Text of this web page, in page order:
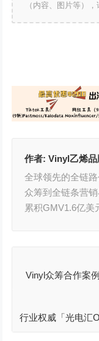
（内容、图片等）
作者:Vinyl乙烯
全球领先的全链
众筹到全链条营
累积GMV1.6亿美
Vinyl众筹合作案
行业权威「光电汇